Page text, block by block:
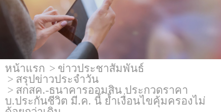
นักลงทุนสัมพันธ์
เพื่อสังคมไทย
ติดต่อไทยประกันชีวิต
บทความ
แบบประกันทั้งหมด
หน้าแรก
ข่าวประชาสัมพันธ์
สรุปข่าวประจำวัน
สกสค.-ธนาคารออมสิน ประกวดราคา
บ.ประกันชีวิต มี.ค. นี้ ย้ำเงื่อนไขคุ้มครองไม่